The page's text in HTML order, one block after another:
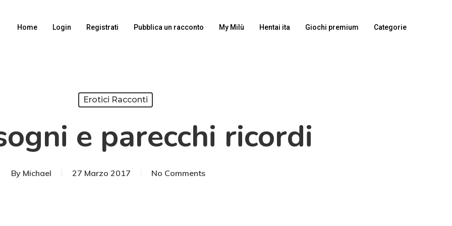
Home Login Registrati Pubblica un racconto My Milù Hentai ita Giochi premium Categorie
Erotici Racconti
e parecchi ricordi
By Michael 27 Marzo 2017 No Comments